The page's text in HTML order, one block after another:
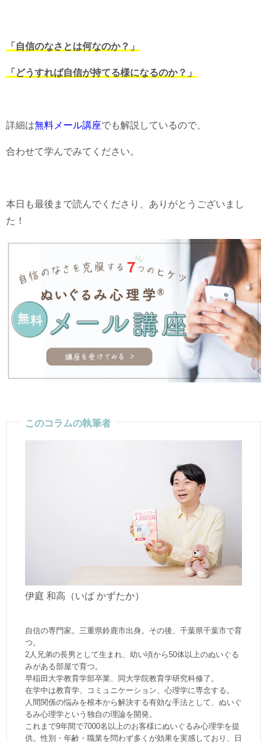
「自信のなさとは何なのか？」
「どうすれば自信が持てる様になるのか？」
詳細は無料メール講座でも解説しているので、
合わせて学んでみてください。
本日も最後まで読んでくださり、ありがとうございまし
た！
このコラムの執筆者
伊庭 和高（いば かずたか）
自信の専門家。三重県鈴鹿市出身。その後、千葉県千葉市で育
つ。
2人兄弟の長男として生まれ、幼い頃から50体以上のぬいぐる
みがある部屋で育つ。
早稲田大学教育学部卒業、同大学院教育学研究科修了。
在学中は教育学、コミュニケーション、心理学に専念する。
人間関係の悩みを根本から解決する有効な手法として、ぬいぐ
るみ心理学という独自の理論を開発。
これまで9年間で7000名以上のお客様にぬいぐるみ心理学を提
供。性別・年齢・職業を問わず多くが効果を実感しており、日